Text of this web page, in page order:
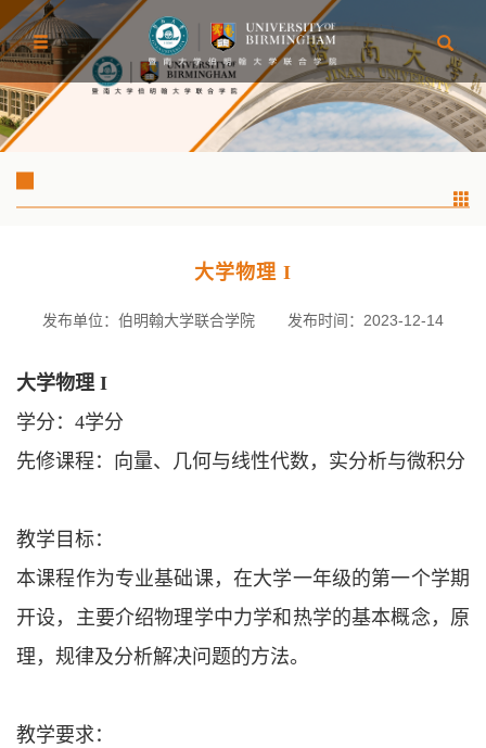
大学物理 I
发布单位：伯明翰大学联合学院 发布时间：2023-12-14
大学物理I
学分： 4学分
先修课程：向量、几何与线性代数，实分析与微积分
教学目标：
本课程作为专业基础课，在大学一年级的第一个学期
开设，主要介绍物理学中力学和热学的基本概念，原
理，规律及分析解决问题的方法。
教学要求：